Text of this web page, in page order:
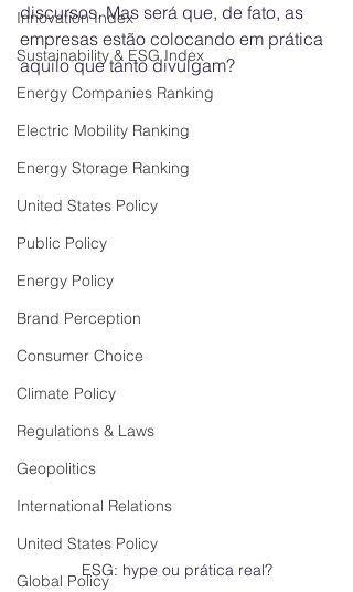
Innovation Index
Sustainability & ESG Index
Energy Companies Ranking
Electric Mobility Ranking
Energy Storage Ranking
United States Policy
Public Policy
Energy Policy
Brand Perception
Consumer Choice
Climate Policy
Regulations & Laws
Geopolitics
International Relations
United States Policy
Global Policy
discursos. Mas será que, de fato, as
empresas estão colocando em prática
aquilo que tanto divulgam?
ESG: hype ou prática real?